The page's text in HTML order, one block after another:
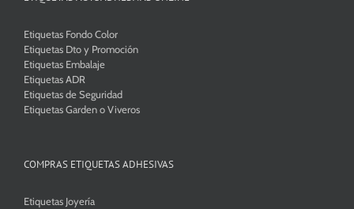
Etiquetas Fondo Color
Etiquetas Dto y Promoción
Etiquetas Embalaje
Etiquetas ADR
Etiquetas de Seguridad
Etiquetas Garden o Viveros
COMPRAS ETIQUETAS ADHESIVAS
Etiquetas Joyería